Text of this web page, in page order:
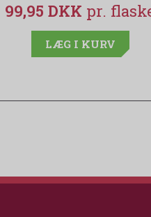
99,95 DKK
LÆG I KURV